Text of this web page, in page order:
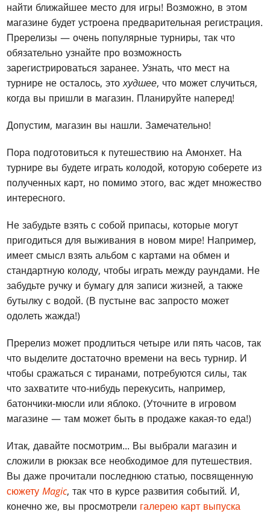
найти ближайшее место для игры! Возможно, в этом
магазине будет устроена предварительная регистрация.
Пререлизы — очень популярные турниры, так что
обязательно узнайте про возможность
зарегистрироваться заранее. Узнать, что мест на
турнире не осталось, этохудшее, что может случиться,
когда вы пришли в магазин. Планируйте наперед!
Допустим, магазин вы нашли. Замечательно!
Пора подготовиться к путешествию на Амонхет. На
турнире вы будете играть колодой, которую соберете из
полученных карт, но помимо этого, вас ждет множество
интересного.
Не забудьте взять с собой припасы, которые могут
пригодиться для выживания в новом мире! Например,
имеет смысл взять альбом с картами на обмен и
стандартную колоду, чтобы играть между раундами. Не
забудьте ручку и бумагу для записи жизней, а также
бутылку с водой. (В пустыне вас запросто может
одолеть жажда!)
Пререлиз может продлиться четыре или пять часов, так
что выделите достаточно времени на весь турнир. И
чтобы сражаться с тиранами, потребуются силы, так
что захватите что-нибудь перекусить, например,
батончики-мюсли или яблоко. (Уточните в игровом
магазине — там может быть в продаже какая-то еда!)
Итак, давайте посмотрим... Вы выбрали магазин и
сложили в рюкзак все необходимое для путешествия.
Вы даже прочитали последнюю статью, посвященную
сюжетуMagic, так что в курсе развития событий. И,
конечно же, вы просмотрели галерею карт выпуска